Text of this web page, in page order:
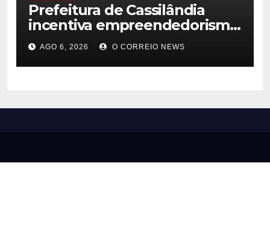
Prefeitura de Cassilândia
incentiva empreendedorismo
feminino e leva caravana ao
Impulsiona Mulher em Três
Lagoas
AGO 6, 2026 O CORREIO NEWS